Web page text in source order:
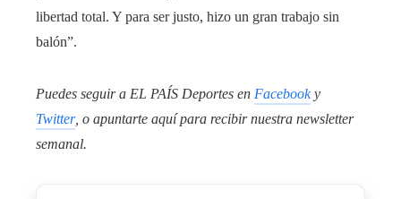
libertad total. Y para ser justo, hizo un gran trabajo sin
balón”.
Puedes seguir a EL PAÍS Deportes en Facebooky
Twitter, o apuntarte aquí para recibirnuestra newsletter
semanal.